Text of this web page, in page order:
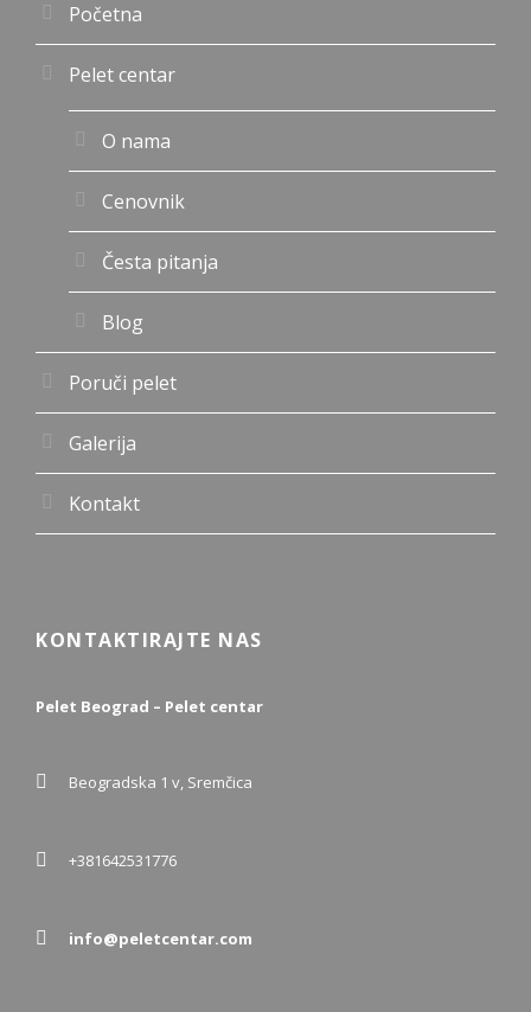
Početna
Pelet centar
O nama
Cenovnik
Česta pitanja
Blog
Poruči pelet
Galerija
Kontakt
KONTAKTIRAJTE NAS
Pelet Beograd – Pelet centar
Beogradska 1 v, Sremčica
+381642531776
info@peletcentar.com